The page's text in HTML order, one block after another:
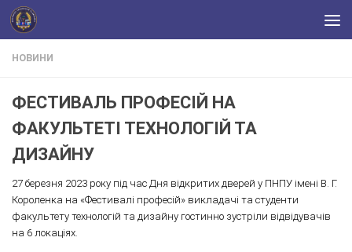
Skip to content
НОВИНИ
ФЕСТИВАЛЬ ПРОФЕСІЙ НА
ФАКУЛЬТЕТІ ТЕХНОЛОГІЙ ТА
ДИЗАЙНУ
27 березня 2023 року під час Дня відкритих дверей у ПНПУ імені В. Г.
Короленка на «Фестивалі професій» викладачі та студенти
факультету технологій та дизайну гостинно зустріли відвідувачів
на 6 локаціях.